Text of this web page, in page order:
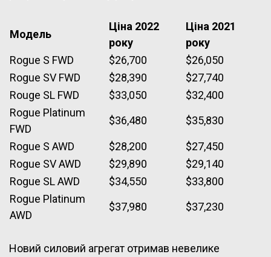
Модель
Ціна 2022
року
Ціна 2021
року
Rogue S FWD
$26,700
$26,050
Rogue SV FWD
$28,390
$27,740
Rouge SL FWD
$33,050
$32,400
Rogue Platinum
FWD
$36,480 $35,830
Rogue S AWD $28,200
$27,450
Rogue SV AWD
$29,890
$29,140
Rogue SL AWD
$34,550
$33,800
Rogue Platinum
AWD
$37,980 $37,230
Новий силовий агрегат отримав невелике